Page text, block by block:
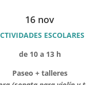
16 nov
ESCOLARES
de 10 a 13 h
Paseo + talleres